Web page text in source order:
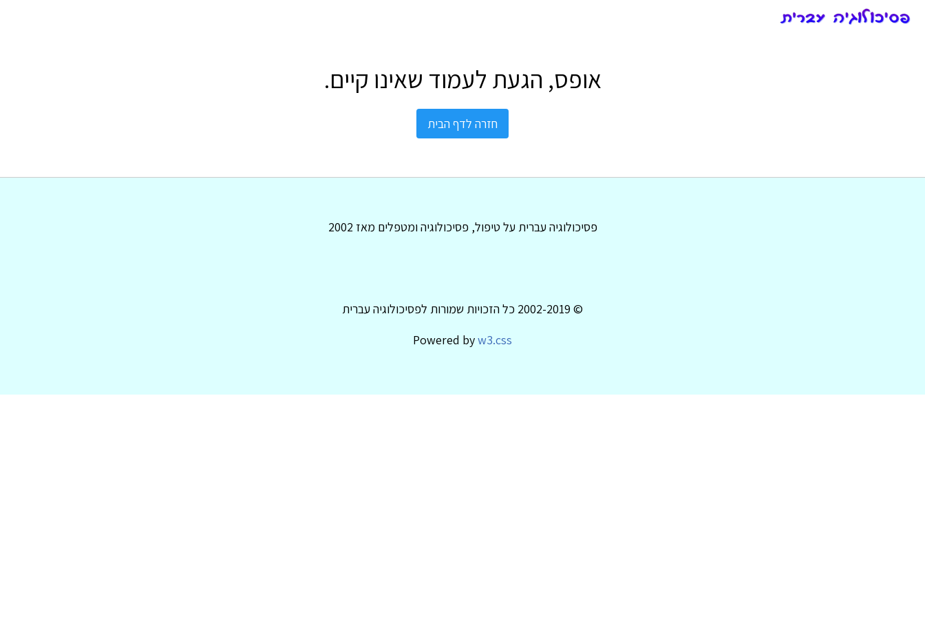
אופס, הגעת לעמוד שאינו קיים.
חזרה לדף הבית
פסיכולוגיה עברית על טיפול, פסיכולוגיה ומטפלים מאז 2002
© 2002-2019 כל הזכויות שמורות לפסיכולוגיה עברית
Powered byw3.css